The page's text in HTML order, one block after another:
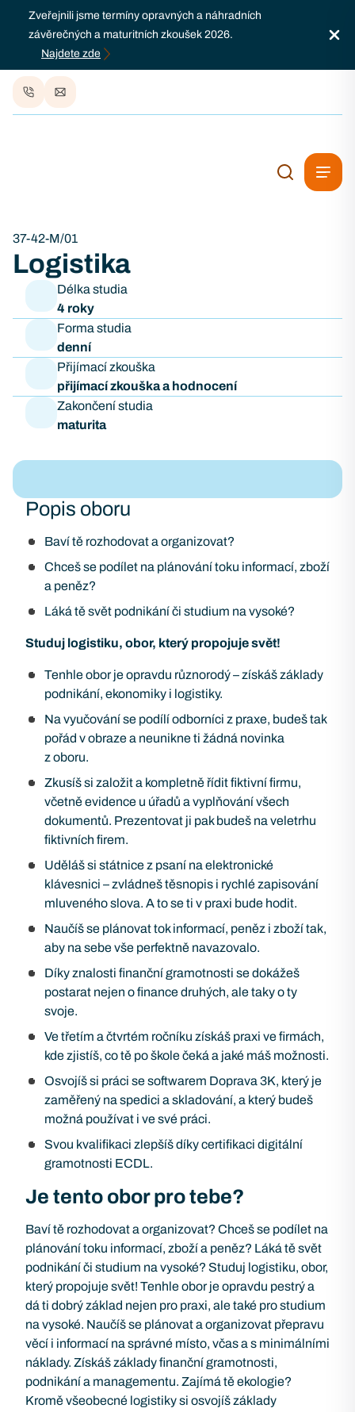
Zveřejnili jsme termíny opravných a náhradních
závěrečných a maturitních zkoušek 2026.
Najdete zde
37-42-M/01
Logistika
Délka studia
4 roky
Forma studia
denní
Přijímací zkouška
přijímací zkouška a hodnocení
Zakončení studia
maturita
Popis oboru
Baví tě rozhodovat a organizovat?
Chceš se podílet na plánování toku informací, zboží
a peněz?
Láká tě svět podnikání či studium na vysoké?
Studuj logistiku, obor, který propojuje svět!
Tenhle obor je opravdu různorodý – získáš základy
podnikání, ekonomiky i logistiky.
Na vyučování se podílí odborníci z praxe, budeš tak
pořád v obraze a neunikne ti žádná novinka
z oboru.
Zkusíš si založit a kompletně řídit fiktivní firmu,
včetně evidence u úřadů a vyplňování všech
dokumentů. Prezentovat ji pak budeš na veletrhu
fiktivních firem.
Uděláš si státnice z psaní na elektronické
klávesnici – zvládneš těsnopis i rychlé zapisování
mluveného slova. A to se ti v praxi bude hodit.
Naučíš se plánovat tok informací, peněz i zboží tak,
aby na sebe vše perfektně navazovalo.
Díky znalosti finanční gramotnosti se dokážeš
postarat nejen o finance druhých, ale taky o ty
svoje.
Ve třetím a čtvrtém ročníku získáš praxi ve firmách,
kde zjistíš, co tě po škole čeká a jaké máš možnosti.
Osvojíš si práci se softwarem Doprava 3K, který je
zaměřený na spedici a skladování, a který budeš
možná používat i ve své práci.
Svou kvalifikaci zlepšíš díky certifikaci digitální
gramotnosti ECDL.
Je tento obor pro tebe?
Baví tě rozhodovat a organizovat? Chceš se podílet na
plánování toku informací, zboží a peněz? Láká tě svět
podnikání či studium na vysoké? Studuj logistiku, obor,
který propojuje svět! Tenhle obor je opravdu pestrý a
dá ti dobrý základ nejen pro praxi, ale také pro studium
na vysoké. Naučíš se plánovat a organizovat přepravu
věcí i informací na správné místo, včas a s minimálními
náklady. Získáš základy finanční gramotnosti,
podnikání a managementu. Zajímá tě ekologie?
Kromě všeobecné logistiky si osvojíš základy